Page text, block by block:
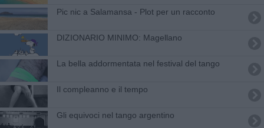
Pic nic a Salamansa - Plot per un racconto
​DIZIONARIO MINIMO: Magellano
La bella addormentata nel festival del tango
Il compleanno e il tempo
Gli equivoci nel tango argentino